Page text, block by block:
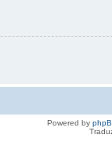
Powered by